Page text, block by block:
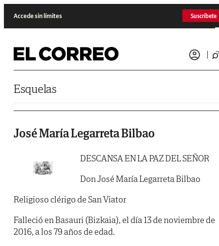
Accede sin límites Suscríbete
Esquelas
José María Legarreta Bilbao
DESCANSA EN LA PAZ DEL SEÑOR
Don José María Legarreta Bilbao
Religioso clérigo de San Viator
Falleció en Basauri (Bizkaia), el día 13 de noviembre de
2016, a los 79 años de edad.